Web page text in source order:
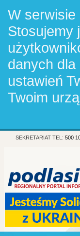
W
Stosujemy
danych
ustawień
Twoim
SEKRETARIAT TEL: 500